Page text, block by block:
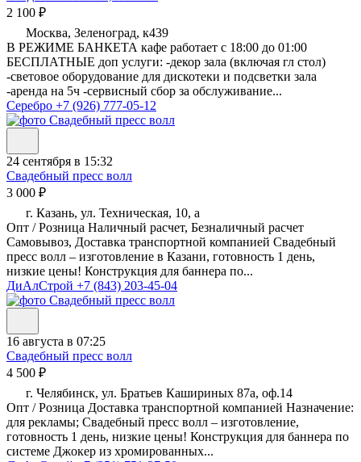
2 100 ₽
Москва, Зеленоград, к439
В РЕЖИМЕ БАНКЕТА кафе работает с 18:00 до 01:00
БЕСПЛАТНЫЕ доп услуги: -декор зала (включая гл стол)
-световое оборудование для дискотеки и подсветки зала
-аренда на 5ч -сервисный сбор за обслуживание...
Серебро +7 (926) 777-05-12
24 сентября в 15:32
Свадебный пресс волл
3 000 ₽
г. Казань, ул. Техническая, 10, а
Опт / Розница Наличный расчет, Безналичный расчет
Самовывоз, Доставка транспортной компанией Свадебный
пресс волл – изготовление в Казани, готовность 1 день,
низкие цены! Конструкция для баннера по...
ДиАлСтрой +7 (843) 203-45-04
16 августа в 07:25
Свадебный пресс волл
4 500 ₽
г. Челябинск, ул. Братьев Кашириных 87а, оф.14
Опт / Розница Доставка транспортной компанией Назначение:
для рекламы; Свадебный пресс волл – изготовление,
готовность 1 день, низкие цены! Конструкция для баннера по
системе Джокер из хромированных...